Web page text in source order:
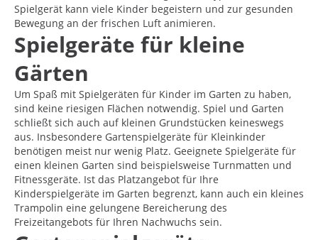
Spielgerät kann viele Kinder begeistern und zur gesunden
Bewegung an der frischen Luft animieren.
Spielgeräte für kleine
Gärten
Um Spaß mit Spielgeräten für Kinder im Garten zu haben,
sind keine riesigen Flächen notwendig. Spiel und Garten
schließt sich auch auf kleinen Grundstücken keineswegs
aus. Insbesondere Gartenspielgeräte für Kleinkinder
benötigen meist nur wenig Platz. Geeignete Spielgeräte für
einen kleinen Garten sind beispielsweise Turnmatten und
Fitnessgeräte. Ist das Platzangebot für Ihre
Kinderspielgeräte im Garten begrenzt, kann auch ein kleines
Trampolin eine gelungene Bereicherung des
Freizeitangebots für Ihren Nachwuchs sein.